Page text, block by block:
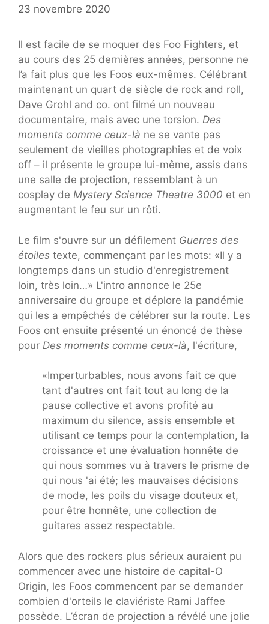
23 novembre 2020
Il est facile de se moquer des Foo Fighters, et
au cours des 25 dernières années, personne ne
l’a fait plus que les Foos eux-mêmes. Célébrant
maintenant un quart de siècle de rock and roll,
Dave Grohl and co. ont filmé un nouveau
documentaire, mais avec une torsion. Des
moments comme ceux-là ne se vante pas
seulement de vieilles photographies et de voix
off – il présente le groupe lui-même, assis dans
une salle de projection, ressemblant à un
cosplay de Mystery Science Theatre 3000 et en
augmentant le feu sur un rôti.
Le film s'ouvre sur un défilement Guerres des
étoiles texte, commençant par les mots: «Il y a
longtemps dans un studio d'enregistrement
loin, très loin…» L'intro annonce le 25e
anniversaire du groupe et déplore la pandémie
qui les a empêchés de célébrer sur la route. Les
Foos ont ensuite présenté un énoncé de thèse
pour Des moments comme ceux-là, l'écriture,
«Imperturbables, nous avons fait ce que
tant d'autres ont fait tout au long de la
pause collective et avons profité au
maximum du silence, assis ensemble et
utilisant ce temps pour la contemplation, la
croissance et une évaluation honnête de
qui nous sommes vu à travers le prisme de
qui nous 'ai été; les mauvaises décisions
de mode, les poils du visage douteux et,
pour être honnête, une collection de
guitares assez respectable.
Alors que des rockers plus sérieux auraient pu
commencer avec une histoire de capital-O
Origin, les Foos commencent par se demander
combien d'orteils le claviériste Rami Jaffee
possède. L’écran de projection a révélé une jolie